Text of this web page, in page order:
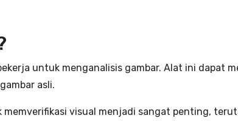
untuk menganalisis gambar. Alat ini dapat
asli.
visual menjadi sangat penting,